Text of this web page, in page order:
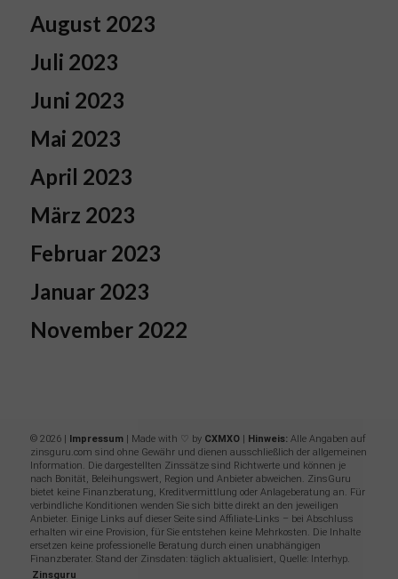
August 2023
Juli 2023
Juni 2023
Mai 2023
April 2023
März 2023
Februar 2023
Januar 2023
November 2022
© 2026 | Impressum| Made with ♡ by CXMXO| Hinweis:Alle Angaben auf
zinsguru.com sind ohne Gewähr und dienen ausschließlich der allgemeinen
Information. Die dargestellten Zinssätze sind Richtwerte und können je
nach Bonität, Beleihungswert, Region und Anbieter abweichen. ZinsGuru
bietet keine Finanzberatung, Kreditvermittlung oder Anlageberatung an. Für
verbindliche Konditionen wenden Sie sich bitte direkt an den jeweiligen
Anbieter. Einige Links auf dieser Seite sind Affiliate-Links – bei Abschluss
erhalten wir eine Provision, für Sie entstehen keine Mehrkosten. Die Inhalte
ersetzen keine professionelle Beratung durch einen unabhängigen
Finanzberater. Stand der Zinsdaten: täglich aktualisiert, Quelle: Interhyp.
Zinsguru